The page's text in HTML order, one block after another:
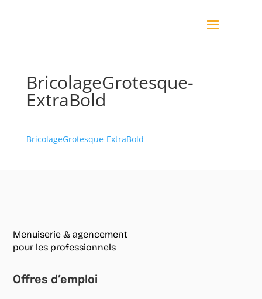
BricolageGrotesque-
ExtraBold
BricolageGrotesque-ExtraBold
Menuiserie & agencement
pour les professionnels
Offres d’emploi